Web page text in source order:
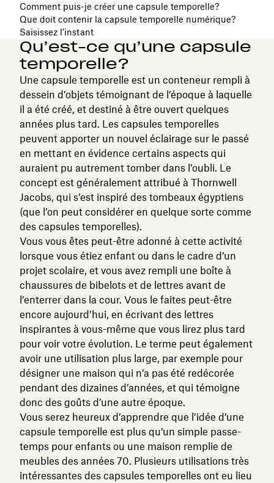
Comment puis-je créer une capsule temporelle?
Que doit contenir la capsule temporelle numérique?
Saisissez l’instant
Qu’est-ce qu’une capsule
temporelle?
Une capsule temporelle est un conteneur rempli à
dessein d’objets témoignant de l’époque à laquelle
il a été créé, et destiné à être ouvert quelques
années plus tard. Les capsules temporelles
peuvent apporter un nouvel éclairage sur le passé
en mettant en évidence certains aspects qui
auraient pu autrement tomber dans l’oubli. Le
concept est généralement attribué à Thornwell
Jacobs, qui s’est inspiré des tombeaux égyptiens
(que l’on peut considérer en quelque sorte comme
des capsules temporelles).
Vous vous êtes peut-être adonné à cette activité
lorsque vous étiez enfant ou dans le cadre d’un
projet scolaire, et vous avez rempli une boîte à
chaussures de bibelots et de lettres avant de
l’enterrer dans la cour. Vous le faites peut-être
encore aujourd’hui, en écrivant des lettres
inspirantes à vous-même que vous lirez plus tard
pour voir votre évolution. Le terme peut également
avoir une utilisation plus large, par exemple pour
désigner une maison qui n’a pas été redécorée
pendant des dizaines d’années, et qui témoigne
donc des goûts d’une autre époque.
Vous serez heureux d’apprendre que l’idée d’une
capsule temporelle est plus qu’un simple passe-
temps pour enfants ou une maison remplie de
meubles des années 70. Plusieurs utilisations très
intéressantes des capsules temporelles ont eu lieu